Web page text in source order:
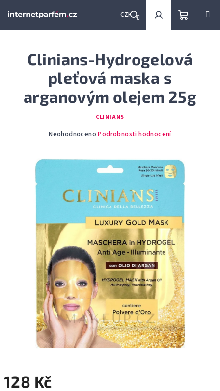
CZK
Hledat PřihlášeníNákupní
košík
128 Kč
Clinians-Hydrogelová
pleťová maska s
arganovým olejem 25g
CLINIANS
Průměrné
hvězdiček.
Neohodnoceno Podrobnosti hodnocení